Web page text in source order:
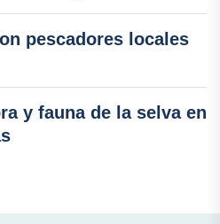
pescadores locales
y fauna de la selva en